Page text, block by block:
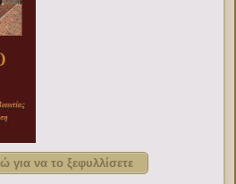
για να το ξεφυλλίσετε